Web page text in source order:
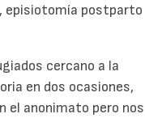
episiotomía postparto
cercano a la
en dos ocasiones,
el anonimato pero nos